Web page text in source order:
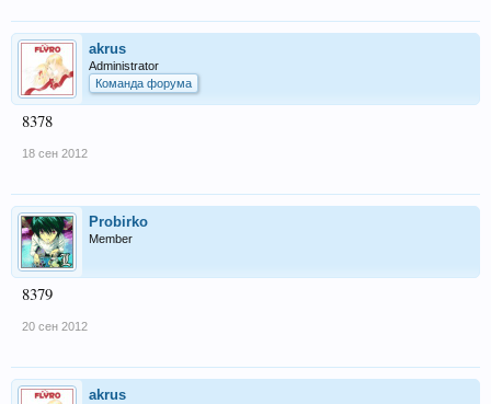
akrus
Administrator
Команда форума
8378
18 сен 2012
Probirko
Member
8379
20 сен 2012
akrus